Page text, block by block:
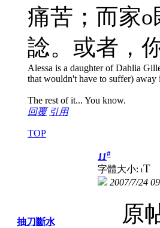
痛苦；而家
諗。或者，
Alessa is a daughter of Dahlia
that wouldn't have to suffer)
The rest of it... You know.
回覆 引用
TOP
抽刀斷水
11#
字體大小: tT
2007/7/24
原